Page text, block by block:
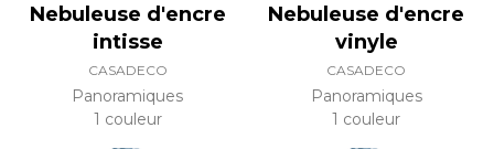
Nebuleuse d'encre
intisse
CASADECO
Panoramiques
1 couleur
Nebuleuse d'encre
vinyle
CASADECO
Panoramiques
1 couleur